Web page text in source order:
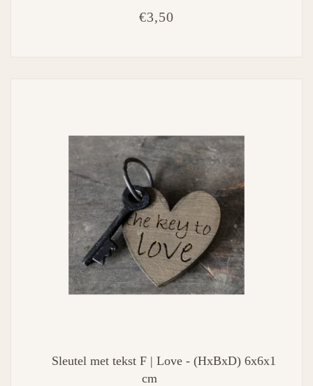
€3,50
Sleutel met tekst F | Love - (HxBxD) 6x6x1
cm